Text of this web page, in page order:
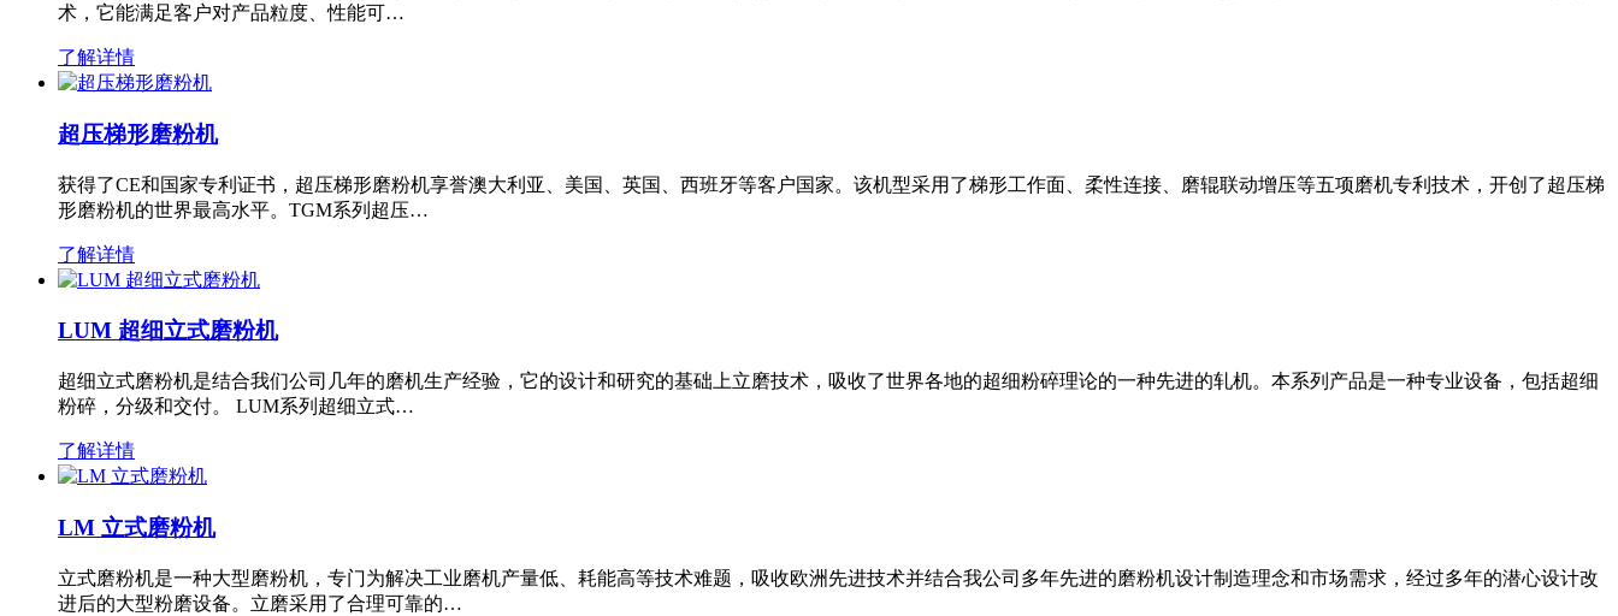
术，它能满足客户对产品粒度、性能可…
了解详情
超压梯形磨粉机
获得了CE和国家专利证书，超压梯形磨粉机享誉澳大利亚、美国、英国、西班牙等客户国家。该机型采用了梯形工作面、柔性连接、磨辊联动增压等五项磨机专利技术，开创了超压梯
形磨粉机的世界最高水平。TGM系列超压…
了解详情
LUM 超细立式磨粉机
超细立式磨粉机是结合我们公司几年的磨机生产经验，它的设计和研究的基础上立磨技术，吸收了世界各地的超细粉碎理论的一种先进的轧机。本系列产品是一种专业设备，包括超细
粉碎，分级和交付。 LUM系列超细立式…
了解详情
LM 立式磨粉机
立式磨粉机是一种大型磨粉机，专门为解决工业磨机产量低、耗能高等技术难题，吸收欧洲先进技术并结合我公司多年先进的磨粉机设计制造理念和市场需求，经过多年的潜心设计改
进后的大型粉磨设备。立磨采用了合理可靠的…